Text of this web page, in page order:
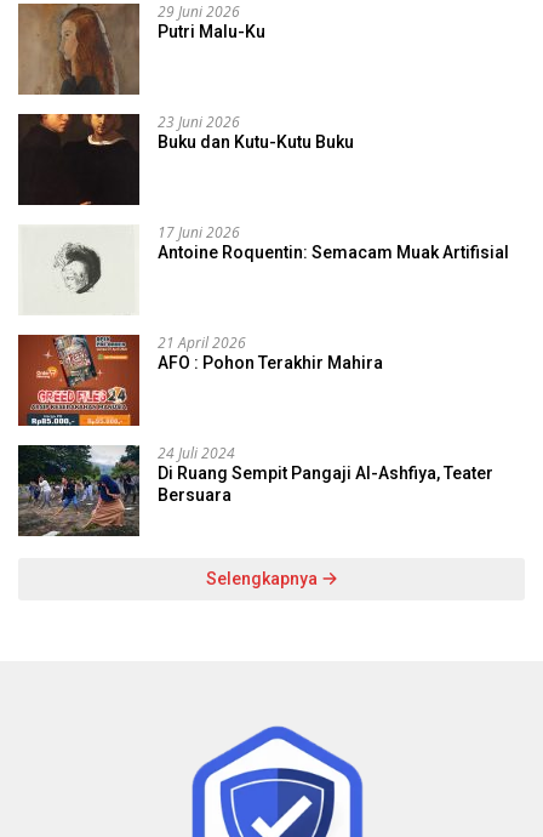
29 Juni 2026
Putri Malu-Ku
23 Juni 2026
Buku dan Kutu-Kutu Buku
17 Juni 2026
Antoine Roquentin: Semacam Muak Artifisial
21 April 2026
AFO : Pohon Terakhir Mahira
24 Juli 2024
Di Ruang Sempit Pangaji Al-Ashfiya, Teater
Bersuara
Selengkapnya